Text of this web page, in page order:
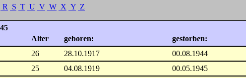
R S T U V W X Y Z
Alter geboren:
gestorben:
26 28.10.1917
00.08.1944
25 04.08.1919
00.05.1945